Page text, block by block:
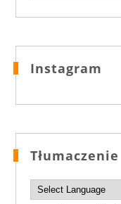
Instagram
Tłumaczenie